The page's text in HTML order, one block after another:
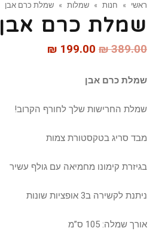
ראשי » חנות » שמלות » שמלת כרם אבן
שמלת כרם אבן
₪389.00
₪ 199.00
שמלת כרם אבן
שמלת החרישות שלך לחורף הקרוב!
מבד סריג בטקסטורת צמות
בגיזרת קימונו מחמיאה עם גולף עשיר
ניתנת לקשירה ב3 אופציות שונות
אורך שמלה: 105 ס”מ